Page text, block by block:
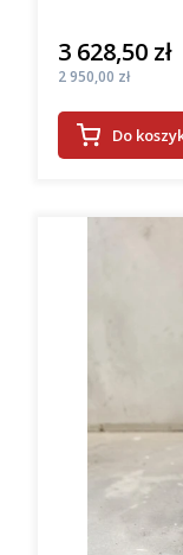
Cena
3 628,50 zł
Cena
2 950,00 zł
Do